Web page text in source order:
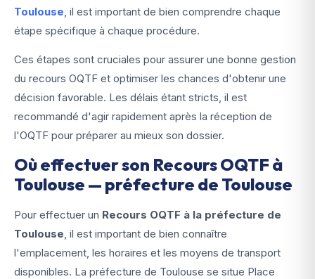
Toulouse, il est important de bien comprendre chaque
étape spécifique à chaque procédure.
Ces étapes sont cruciales pour assurer une bonne gestion
du recours OQTF et optimiser les chances d'obtenir une
décision favorable. Les délais étant stricts, il est
recommandé d'agir rapidement après la réception de
l'OQTF pour préparer au mieux son dossier.
Où effectuer son Recours OQTF à
Toulouse — préfecture de Toulouse
Pour effectuer un Recours OQTF à la préfecture de
Toulouse, il est important de bien connaître
l'emplacement, les horaires et les moyens de transport
disponibles. La préfecture de Toulouse se situe Place